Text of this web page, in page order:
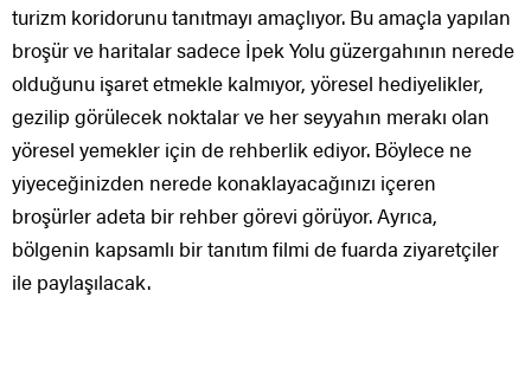
turizm koridorunu tanıtmayı amaçlıyor. Bu amaçla yapılan
broşür ve haritalar sadece İpek Yolu güzergahının nerede
olduğunu işaret etmekle kalmıyor, yöresel hediyelikler,
gezilip görülecek noktalar ve her seyyahın merakı olan
yöresel yemekler için de rehberlik ediyor. Böylece ne
yiyeceğinizden nerede konaklayacağınızı içeren
broşürler adeta bir rehber görevi görüyor. Ayrıca,
bölgenin kapsamlı bir tanıtım filmi de fuarda ziyaretçiler
ile paylaşılacak.